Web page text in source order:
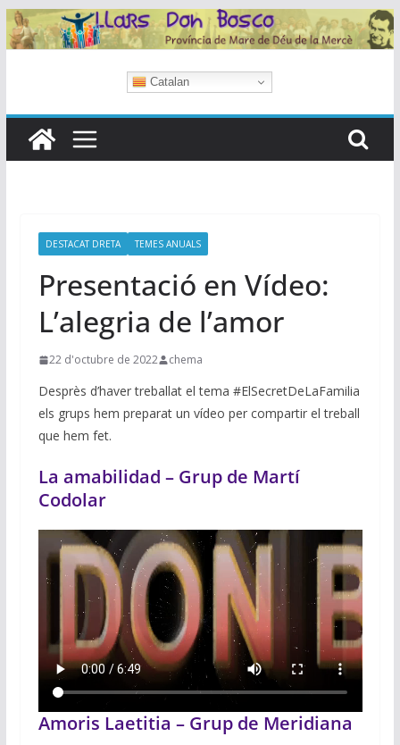
Skip
to
Catalan
DESTACAT DRETA TEMES ANUALS
Presentació en Vídeo:
L’alegria de l’amor
22 d'octubre de 2022 chema
Desprès d’haver treballat el tema #ElSecretDeLaFamilia
els grups hem preparat un vídeo per compartir el treball
que hem fet.
La amabilidad – Grup de Martí
Codolar
Amoris Laetitia – Grup de Meridiana